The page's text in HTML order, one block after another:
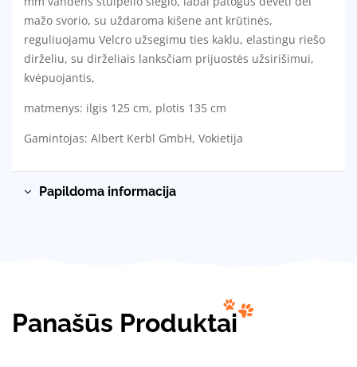
mažo svorio, su uždaroma kišene ant krūtinės,
reguliuojamu Velcro užsegimu ties kaklu, elastingu riešo
dirželiu, su dirželiais lanksčiam prijuostės užsirišimui,
kvėpuojantis,
matmenys: ilgis 125 cm, plotis 135 cm
Gamintojas: Albert Kerbl GmbH, Vokietija
Papildoma informacija
Panašūs Produktai